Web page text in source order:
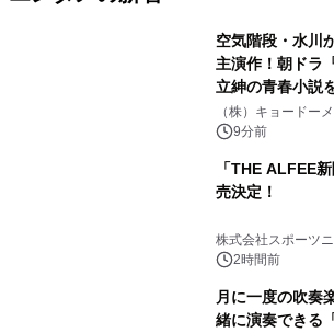
空気階段・水川
主演作！朝ドラ
立紳の青春小説
マジで来い』キ
（株）キョードー
9分前
「THE ALFEE
売決定！
株式会社スポーツ
2時間前
月に一度の吹奏
緒に演奏できる